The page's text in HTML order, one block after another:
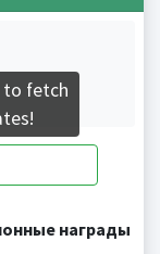
награды
to fetch